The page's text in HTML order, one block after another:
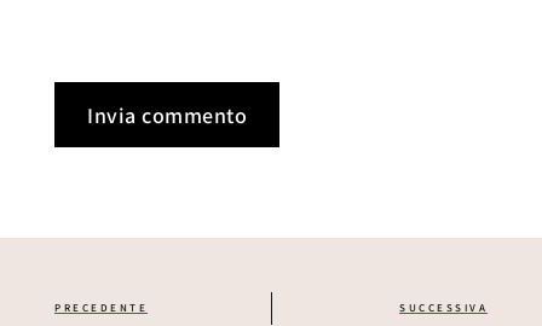
PRECEDENTE SUCCESSIVA